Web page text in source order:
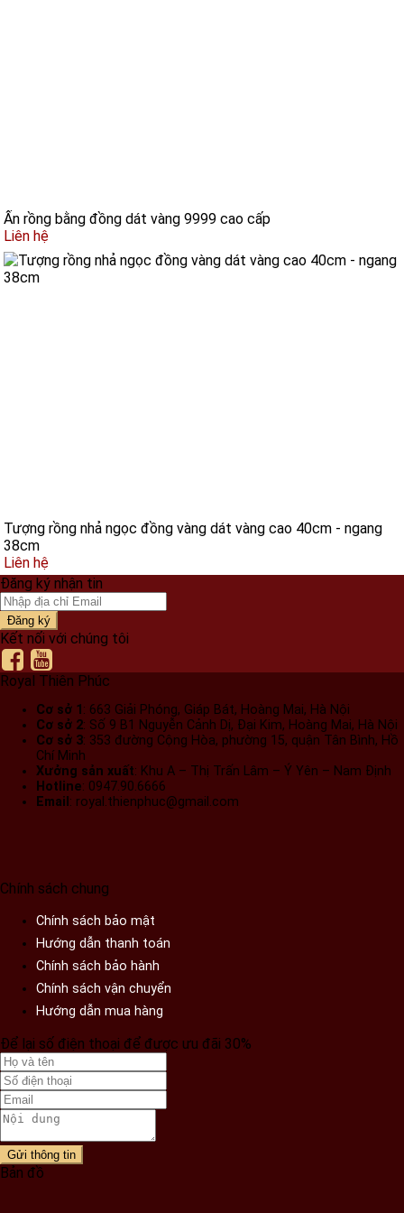
Ấn rồng bằng đồng dát vàng 9999 cao cấp
Liên hệ
Tượng rồng nhả ngọc đồng vàng dát vàng cao 40cm - ngang
38cm
Liên hệ
Đăng ký nhận tin
Đăng ký
Kết nối với chúng tôi
Royal Thiên Phúc
Cơ sở 1: 663 Giải Phóng, Giáp Bát, Hoàng Mai, Hà Nội​
Cơ sở 2: Số 9 B1 Nguyễn Cảnh Dị, Đại Kim, Hoàng Mai, Hà Nội​
Cơ sở 3: 353 đường Cộng Hòa, phường 15, quận Tân Bình, Hồ
Chí Minh
Xưởng sản xuất: Khu A – Thị Trấn Lâm – Ý Yên – Nam Định​
Hotline: 0947.90.6666
Email: royal.thienphuc@gmail.com
Chính sách chung
Chính sách bảo mật
Hướng dẫn thanh toán
Chính sách bảo hành
Chính sách vận chuyển
Hướng dẫn mua hàng
Để lại số điện thoại để được ưu đãi 30%
Gửi thông tin
Bản đồ